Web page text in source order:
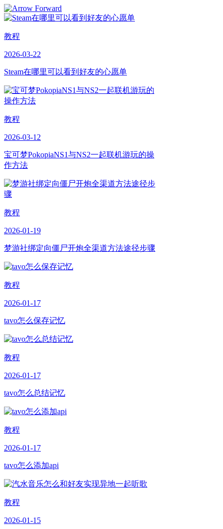
教程
2026-03-22
Steam在哪里可以看到好友的心愿单
教程
2026-03-12
宝可梦PokopiaNS1与NS2一起联机游玩的操
作方法
教程
2026-01-19
梦游社绑定向僵尸开炮全渠道方法途径步骤
教程
2026-01-17
tavo怎么保存记忆
教程
2026-01-17
tavo怎么总结记忆
教程
2026-01-17
tavo怎么添加api
教程
2026-01-15